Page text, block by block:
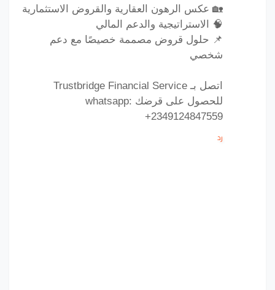
🏡 عكس الرهون العقارية والقروض الاستثمارية
🧠 الاستراتيجية والدعم المالي
📌 حلول قروض مصممة خصيصًا مع دعم
شخصي
اتصل بـ Trustbridge Financial Service
للحصول على قرضك whatsapp:
+2349124847559
رد